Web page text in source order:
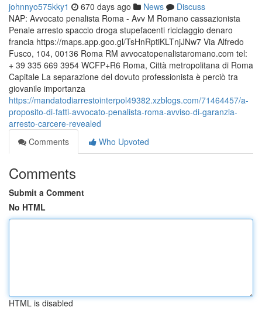
johnnyo575kky1 670 days ago News
Discuss
NAP: Avvocato penalista Roma - Avv M Romano cassazionista
Penale arresto spaccio droga stupefacenti riciclaggio denaro
francia https://maps.app.goo.gl/TsHnRptiKLTnjJNw7 Via Alfredo
Fusco, 104, 00136 Roma RM avvocatopenalistaromano.com tel:
+ 39 335 669 3954 WCFP+R6 Roma, Città metropolitana di Roma
Capitale La separazione del dovuto professionista è perciò tra
giovanile importanza
https://mandatodiarrestointerpol49382.xzblogs.com/71464457/a-
proposito-di-fatti-avvocato-penalista-roma-avviso-di-garanzia-
arresto-carcere-revealed
Comments
Who Upvoted
Comments
Submit a Comment
No HTML
HTML is disabled